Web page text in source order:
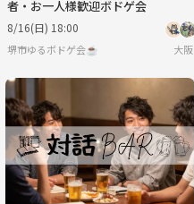
者・お一人様歓迎ボドゲ会
8/16(日) 18:00
堺市ゆるボドゲ会☕️ 大阪